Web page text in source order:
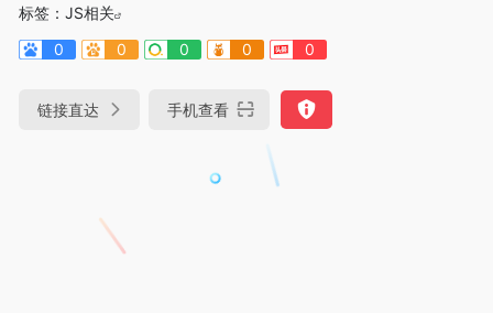
标签： JS相关
0
0 0 0 0
链接直达 手机查看